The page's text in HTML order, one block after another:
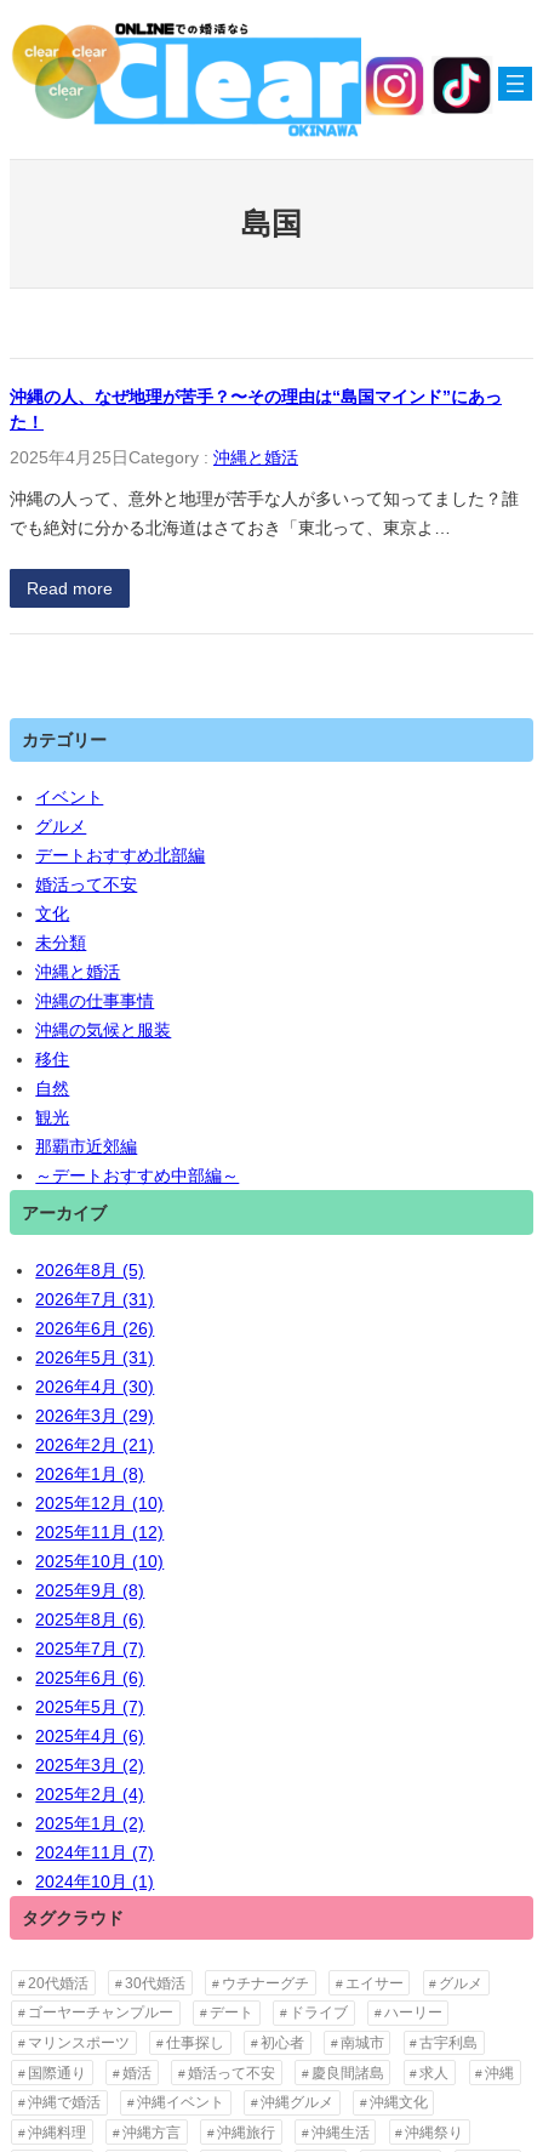
容
を
島国
沖縄の人、なぜ地理が苦手？〜その理由は“島国マインド”にあっ
た！
2025年4月25日Category : 沖縄と婚活
沖縄の人って、意外と地理が苦手な人が多いって知ってました？誰
でも絶対に分かる北海道はさておき「東北って、東京よ…
Read more
カテゴリー
イベント
グルメ
デートおすすめ北部編
婚活って不安
文化
未分類
沖縄と婚活
沖縄の仕事事情
沖縄の気候と服装
移住
自然
観光
那覇市近郊編
～デートおすすめ中部編～
アーカイブ
2026年8月 (5)
2026年7月 (31)
2026年6月 (26)
2026年5月 (31)
2026年4月 (30)
2026年3月 (29)
2026年2月 (21)
2026年1月 (8)
2025年12月 (10)
2025年11月 (12)
2025年10月 (10)
2025年9月 (8)
2025年8月 (6)
2025年7月 (7)
2025年6月 (6)
2025年5月 (7)
2025年4月 (6)
2025年3月 (2)
2025年2月 (4)
2025年1月 (2)
2024年11月 (7)
2024年10月 (1)
タグクラウド
20代婚活 30代婚活 ウチナーグチ エイサー
グルメ
ゴーヤーチャンプルー
デート ドライブ
ハーリー
マリンスポーツ
仕事探し 初心者 南城市
古宇利島
国際通り
婚活 婚活って不安 慶良間諸島 求人
沖縄
沖縄で婚活
沖縄イベント 沖縄グルメ
沖縄文化
沖縄料理
沖縄方言 沖縄旅行 沖縄生活
沖縄祭り